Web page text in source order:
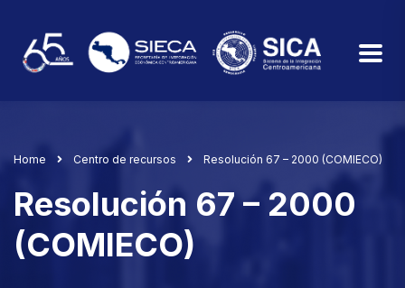
Home Centro de recursos Resolución 67 – 2000 (COMIECO)
Resolución 67 – 2000
(COMIECO)